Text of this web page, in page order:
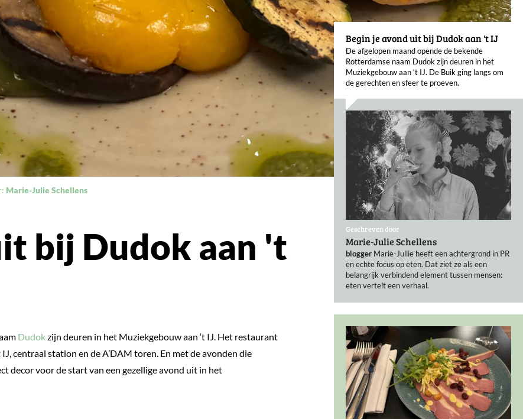
Begin je avond uit bij Dudok aan 't IJ
De afgelopen maand opende de bekende
Rotterdamse naam Dudok zijn deuren in het
Muziekgebouw aan ‘t IJ. De Buik ging langs om
de gerechten en sfeer te proeven.
Geschreven door
Marie-Julie Schellens
blogger Marie-Jullie heeft een achtergrond in PR
en echte focus op eten. Dat ziet ze als een
belangrijk verbindend element tussen mensen:
eten vertelt een verhaal.
Marie-Julie Schellens
bij Dudok aan 't
Dudokzijn deuren in het Muziekgebouw aan ‘t IJ. Het restaurant
centraal station en de A’DAM toren. En met de avonden die
decor voor de start van een gezellige avond uit in het